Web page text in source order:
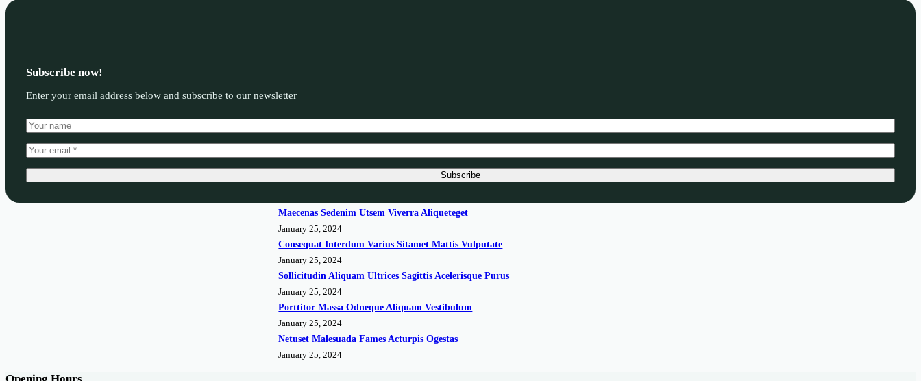
Subscribe now!
Enter your email address below and subscribe to our newsletter
Subscribe
Maecenas Sedenim Utsem Viverra Aliqueteget
January 25, 2024
Consequat Interdum Varius Sitamet Mattis Vulputate
January 25, 2024
Sollicitudin Aliquam Ultrices Sagittis Acelerisque Purus
January 25, 2024
Porttitor Massa Odneque Aliquam Vestibulum
January 25, 2024
Netuset Malesuada Fames Acturpis Ogestas
January 25, 2024